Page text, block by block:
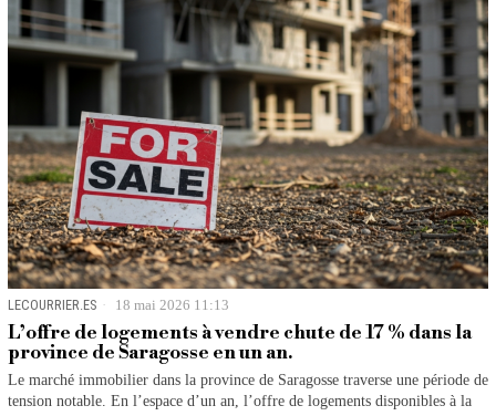
LECOURRIER.ES 18 mai 2026 11:13
L’offre de logements à vendre chute de 17 % dans la
province de Saragosse en un an.
Le marché immobilier dans la province de Saragosse traverse une période de
tension notable. En l’espace d’un an, l’offre de logements disponibles à la